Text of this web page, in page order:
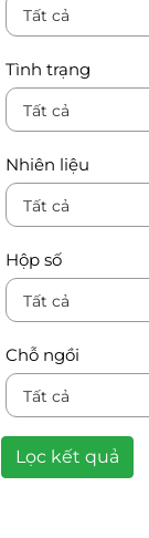
Tất cả
Tình trạng
Tất cả
Nhiên liệu
Tất cả
Hộp số
Tất cả
Chỗ ngồi
Tất cả
Lọc kết quả